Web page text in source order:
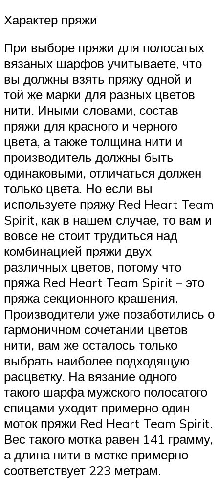
Характер пряжи
При выборе пряжи для полосатых
вязаных шарфов учитываете, что
вы должны взять пряжу одной и
той же марки для разных цветов
нити. Иными словами, состав
пряжи для красного и черного
цвета, а также толщина нити и
производитель должны быть
одинаковыми, отличаться должен
только цвета. Но если вы
используете пряжу Red Heart Team
Spirit, как в нашем случае, то вам и
вовсе не стоит трудиться над
комбинацией пряжи двух
различных цветов, потому что
пряжа Red Heart Team Spirit – это
пряжа секционного крашения.
Производители уже позаботились о
гармоничном сочетании цветов
нити, вам же осталось только
выбрать наиболее подходящую
расцветку. На вязание одного
такого шарфа мужского полосатого
спицами уходит примерно один
моток пряжи Red Heart Team Spirit.
Вес такого мотка равен 141 грамму,
а длина нити в мотке примерно
соответствует 223 метрам.